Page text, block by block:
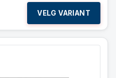
VELG VARIANT